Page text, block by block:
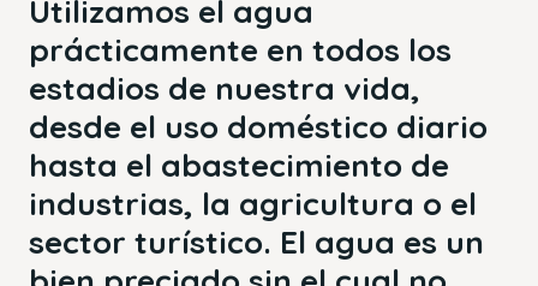
Utilizamos el agua
prácticamente en todos los
estadios de nuestra vida,
desde el uso doméstico diario
hasta el abastecimiento de
industrias, la agricultura o el
sector turístico. El agua es un